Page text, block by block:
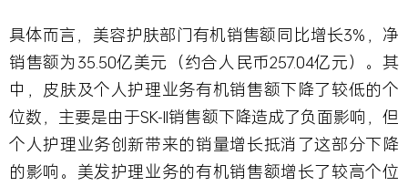
具体而言，美容护肤部门有机销售额同比增长3%，净
销售额为35.50亿美元（约合人民币257.04亿元）。其
中，皮肤及个人护理业务有机销售额下降了较低的个
位数，主要是由于SK-II销售额下降造成了负面影响，但
个人护理业务创新带来的销量增长抵消了这部分下降
的影响。美发护理业务的有机销售额增长了较高个位